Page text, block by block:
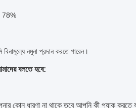
78%
নমুনা প্রদান করতে পারেন।
বলতে হবে:
কোন ধারণা না থাকে তবে আপনি কী প্যাক